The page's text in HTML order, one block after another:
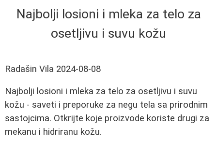
Najbolji losioni i mleka za telo za
osetljivu i suvu kožu
Radašin Vila 2024-08-08
Najbolji losioni i mleka za telo za osetljivu i suvu
kožu - saveti i preporuke za negu tela sa prirodnim
sastojcima. Otkrijte koje proizvode koriste drugi za
mekanu i hidriranu kožu.